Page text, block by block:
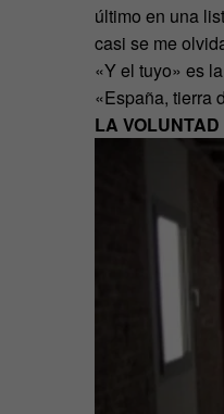
último en una
casi se me
«Y el tuyo» es
«España, tierra
LA VOLUNTAD